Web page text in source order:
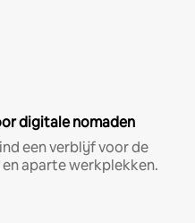
digitale nomaden
een verblijf voor de
aparte werkplekken.